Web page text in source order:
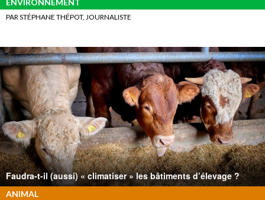
ENVIRONNEMENT
PAR STÉPHANE THÉPOT, JOURNALISTE
Faudra-t-il (aussi) « climatiser » les bâtiments d’élevage ?
ANIMAL